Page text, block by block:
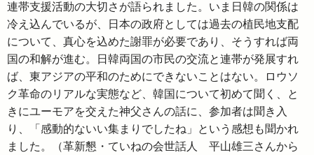
連帯支援活動の大切さが語られました。いま日韓の関係は
冷え込んでいるが、日本の政府としては過去の植民地支配
について、真心を込めた謝罪が必要であり、そうすれば両
国の和解が進む。日韓両国の市民の交流と連帯が発展すれ
ば、東アジアの平和のためにできないことはない。ロウソ
ク革命のリアルな実態など、韓国について初めて聞く、と
きにユーモアを交えた神父さんの話に、参加者は聞き入
り、「感動的ないい集まりでしたね」という感想も聞かれ
ました。（革新懇・ていねの会世話人 平山雄三さんから